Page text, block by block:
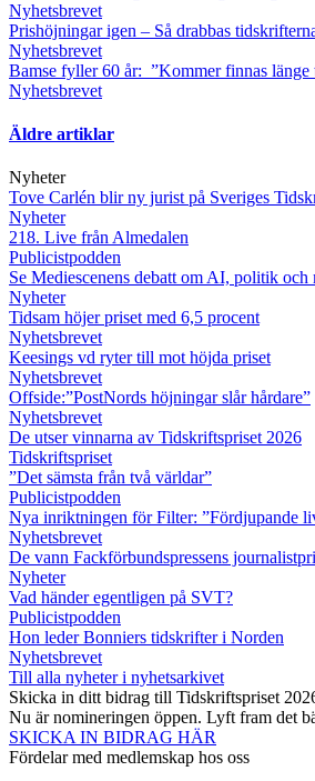
Nyhetsbrevet
Prishöjningar igen – Så drabbas
Nyhetsbrevet
Bamse fyller 60 år: ”Kommer finnas länge
Nyhetsbrevet
Äldre artiklar
Nyheter
Tove Carlén blir ny jurist på Sveriges
Nyheter
218. Live från Almedalen
Publicistpodden
Se Mediescenens debatt om AI, politik och
Nyheter
Tidsam höjer priset med 6,5 procent
Nyhetsbrevet
Keesings vd ryter till mot höjda priset
Nyhetsbrevet
Offside:”PostNords höjningar slår hårdare”
Nyhetsbrevet
De utser vinnarna av Tidskriftspriset 2026
Tidskriftspriset
”Det sämsta från två världar”
Publicistpodden
Nya inriktningen för Filter: ”Fördjupande
Nyhetsbrevet
De vann Fackförbundspressens
Nyheter
Vad händer egentligen på SVT?
Publicistpodden
Hon leder Bonniers tidskrifter i Norden
Nyhetsbrevet
Till alla nyheter i nyhetsarkivet
Skicka in ditt bidrag till Tidskriftspriset
Nu är nomineringen öppen. Lyft fram det
SKICKA IN BIDRAG HÄR
Fördelar med medlemskap hos oss